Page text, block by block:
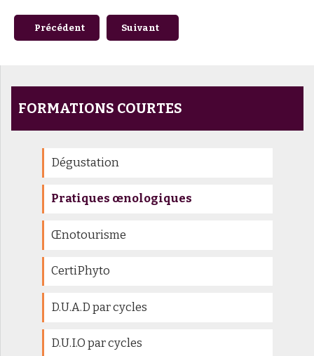
Article précédent : Vinification - Elaboration des vins
Précédent Article suivant : Vinification -
Suivant
FORMATIONS COURTES
Dégustation
Pratiques œnologiques
Œnotourisme
CertiPhyto
D.U.A.D par cycles
D.U.I.O par cycles